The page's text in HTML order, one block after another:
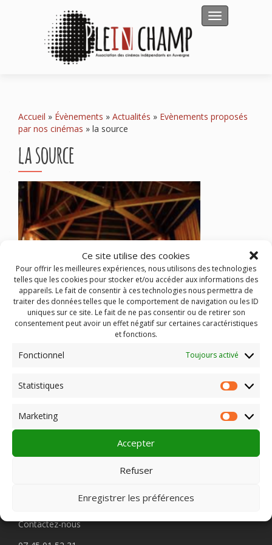
Ce site utilise des cookies
Pour offrir les meilleures expériences, nous utilisons des technologies
telles que les cookies pour stocker et/ou accéder aux informations des
appareils. Le fait de consentir à ces technologies nous permettra de
traiter des données telles que le comportement de navigation ou les ID
uniques sur ce site. Le fait de ne pas consentir ou de retirer son
consentement peut avoir un effet négatif sur certaines caractéristiques
et fonctions.
Fonctionnel Toujours activé
Statistiques
Marketing
Accepter
Refuser
Enregistrer les préférences
Afficher/
Accueil » Évènements » Actualités » Evènements proposés
par nos cinémas » la source
la source
63000 Clermont-Ferrand
Contactez-nous